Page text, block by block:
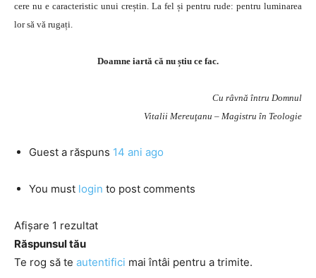
cere nu e caracteristic unui creștin. La fel și pentru rude: pentru luminarea
lor să vă rugați.
Doamne iartă că nu știu ce fac.
Cu râvnă întru Domnul
Vitalii Mereuţanu – Magistru în Teologie
Guest a răspuns 14 ani ago
You must login to post comments
Afișare 1 rezultat
Răspunsul tău
Te rog să te autentifici mai întâi pentru a trimite.